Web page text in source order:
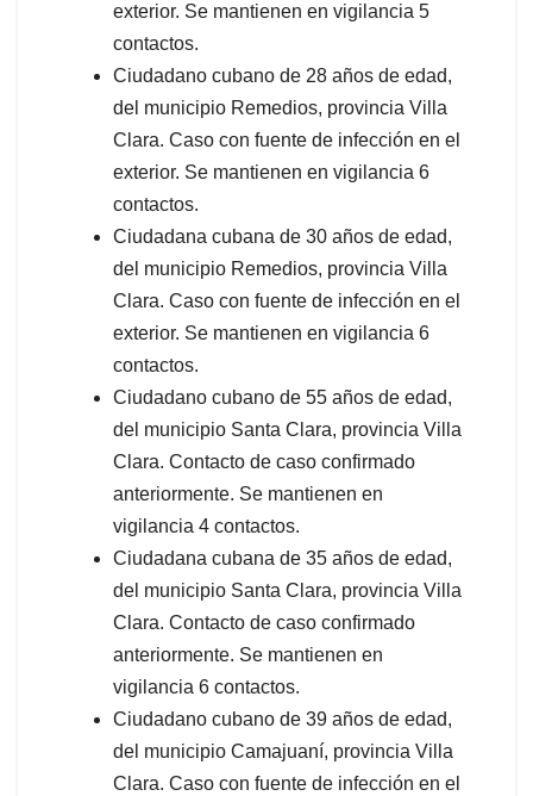
exterior. Se mantienen en vigilancia 5
contactos.
Ciudadano cubano de 28 años de edad,
del municipio Remedios, provincia Villa
Clara. Caso con fuente de infección en el
exterior. Se mantienen en vigilancia 6
contactos.
Ciudadana cubana de 30 años de edad,
del municipio Remedios, provincia Villa
Clara. Caso con fuente de infección en el
exterior. Se mantienen en vigilancia 6
contactos.
Ciudadano cubano de 55 años de edad,
del municipio Santa Clara, provincia Villa
Clara. Contacto de caso confirmado
anteriormente. Se mantienen en
vigilancia 4 contactos.
Ciudadana cubana de 35 años de edad,
del municipio Santa Clara, provincia Villa
Clara. Contacto de caso confirmado
anteriormente. Se mantienen en
vigilancia 6 contactos.
Ciudadano cubano de 39 años de edad,
del municipio Camajuaní, provincia Villa
Clara. Caso con fuente de infección en el